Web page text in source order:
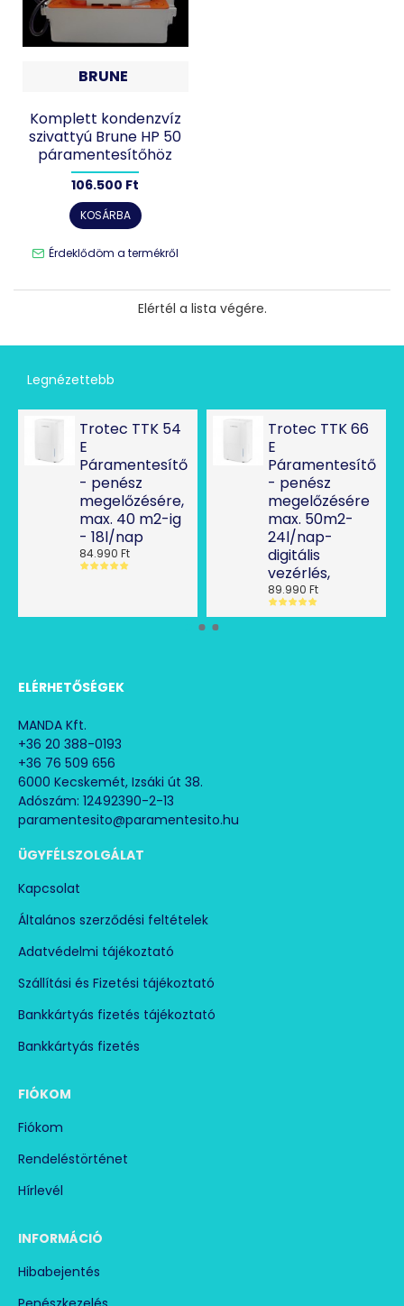
BRUNE
Komplett kondenzvíz
szivattyú Brune HP 50
páramentesítőhöz
106.500 Ft
KOSÁRBA
Érdeklődöm a termékről
Elértél a lista végére.
Legnézettebb
Trotec TTK 54
E
Páramentesítő
- penész
megelőzésére,
max. 40 m2-ig
- 18l/nap
84.990 Ft
Trotec TTK 66
E
Páramentesítő
- penész
megelőzésére
max. 50m2-
24l/nap-
digitális
vezérlés,
89.990 Ft
ELÉRHETŐSÉGEK
MANDA Kft.
+36 20 388-0193
+36 76 509 656
6000 Kecskemét, Izsáki út 38.
Adószám: 12492390-2-13
paramentesito@paramentesito.hu
ÜGYFÉLSZOLGÁLAT
Kapcsolat
Általános szerződési feltételek
Adatvédelmi tájékoztató
Szállítási és Fizetési tájékoztató
Bankkártyás fizetés tájékoztató
Bankkártyás fizetés
FIÓKOM
Fiókom
Rendeléstörténet
Hírlevél
INFORMÁCIÓ
Hibabejentés